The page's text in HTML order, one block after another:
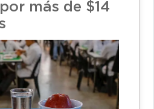
más de $14